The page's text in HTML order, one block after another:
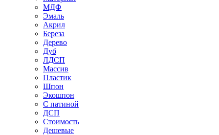
МДФ
Эмаль
Акрил
Береза
Дерево
Дуб
ЛДСП
Массив
Пластик
Шпон
Экошпон
С патиной
ДСП
Стоимость
Дешевые